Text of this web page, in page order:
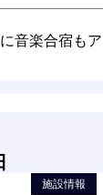
音楽合宿も
施設情報